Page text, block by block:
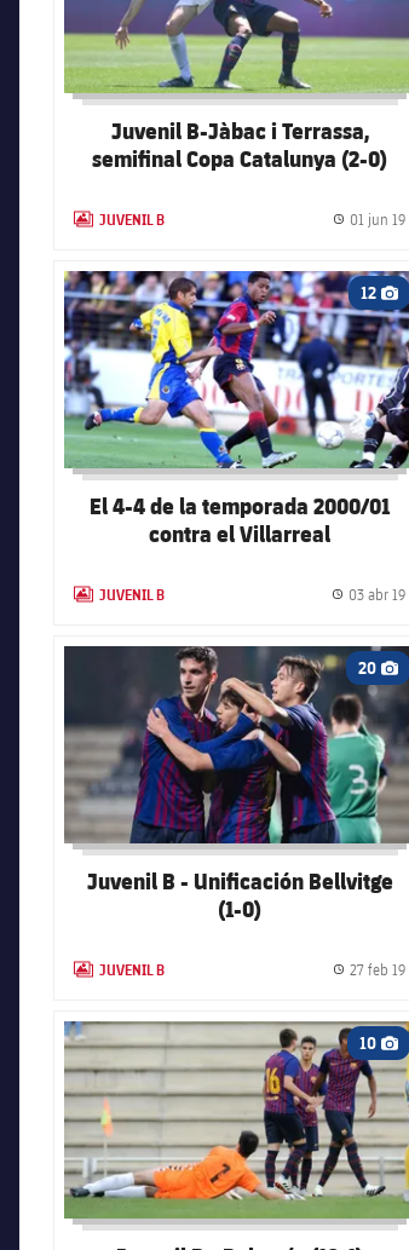
Juvenil B-Jàbac i Terrassa,
semifinal Copa Catalunya (2-0)
LABEL.ARIA.GALLERY
JUVENIL B 01 jun 19
FC Barcelona club badge 12
Icono
El 4-4 de la temporada 2000/01
contra el Villarreal
LABEL.ARIA.GALLERY
JUVENIL B 03 abr 19
FC Barcelona club badge 20
Icono
Juvenil B - Unificación Bellvitge
(1-0)
LABEL.ARIA.GALLERY
JUVENIL B 27 feb 19
FC Barcelona club badge 10
Icono